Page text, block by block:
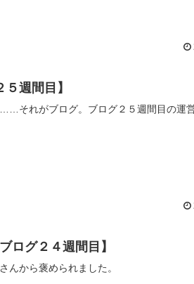
週間目】
それがブログ。ブログ２５週間目の運
ログ２４週間目】
んから褒められました。